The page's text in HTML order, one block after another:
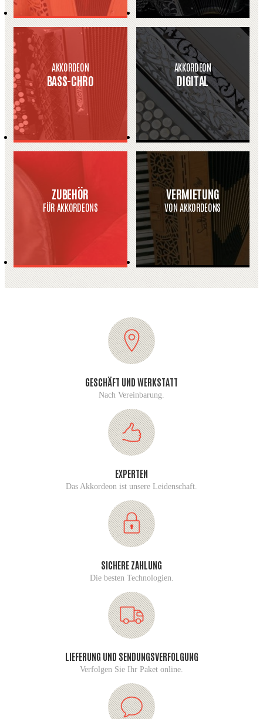
AKKORDEON
BASS-CHRO
AKKORDEON
DIGITAL
ZUBEHÖR
FÜR AKKORDEONS
VERMIETUNG
VON AKKORDEONS
GESCHÄFT UND WERKSTATT
Nach Vereinbarung.
EXPERTEN
Das Akkordeon ist unsere Leidenschaft.
SICHERE ZAHLUNG
Die besten Technologien.
LIEFERUNG UND SENDUNGSVERFOLGUNG
Verfolgen Sie Ihr Paket online.